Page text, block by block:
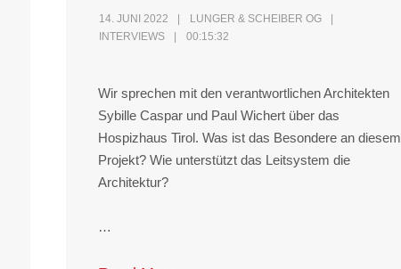
14. JUNI 2022
LUNGER & SCHEIBER OG
INTERVIEWS
00:15:32
Wir sprechen mit den verantwortlichen Architekten
Sybille Caspar und Paul Wichert über das
Hospizhaus Tirol. Was ist das Besondere an diesem
Projekt? Wie unterstützt das Leitsystem die
Architektur?
…